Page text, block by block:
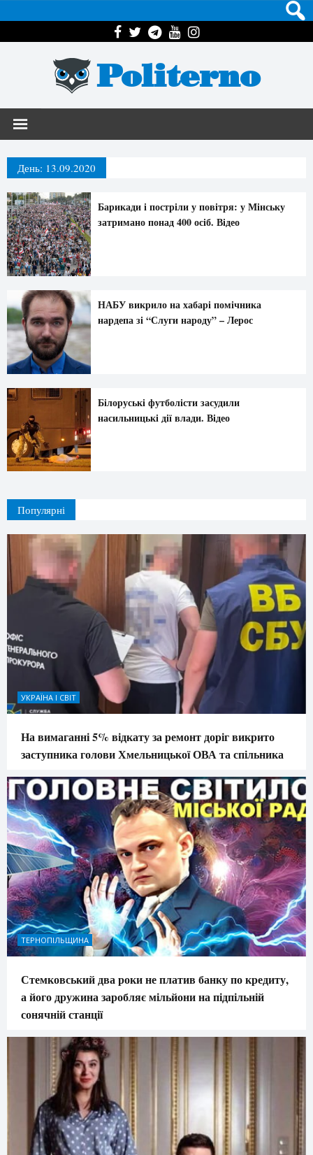
Politerno
День: 13.09.2020
Барикади і постріли у повітря: у Мінську
затримано понад 400 осіб. Відео
НАБУ викрило на хабарі помічника
нардепа зі “Слуги народу” – Лерос
Білоруські футболісти засудили
насильницькі дії влади. Відео
Популярні
УКРАЇНА І СВІТ
На вимаганні 5% відкату за ремонт доріг викрито
заступника голови Хмельницької ОВА та спільника
ТЕРНОПІЛЬЩИНА
Стемковський два роки не платив банку по кредиту,
а його дружина заробляє мільйони на підпільній
сонячній станції